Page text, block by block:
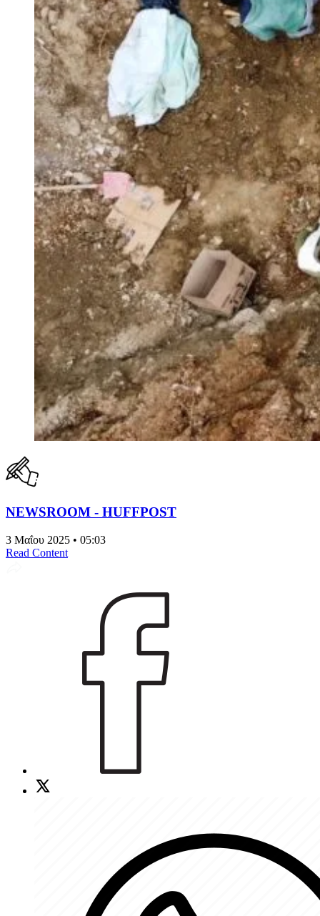
NEWSROOM - HUFFPOST
3 Μαΐου 2025 • 05:03
Read Content